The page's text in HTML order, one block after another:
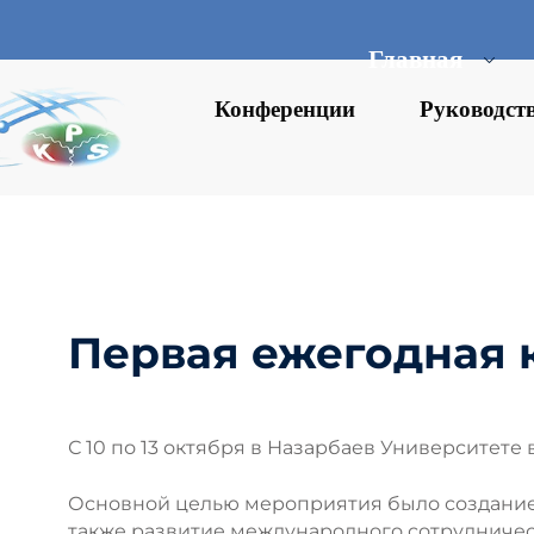
Главная
Конференции
Первая ежегодная
С 10 по 13 октября в Назарбаев
Основной целью мероприятия было